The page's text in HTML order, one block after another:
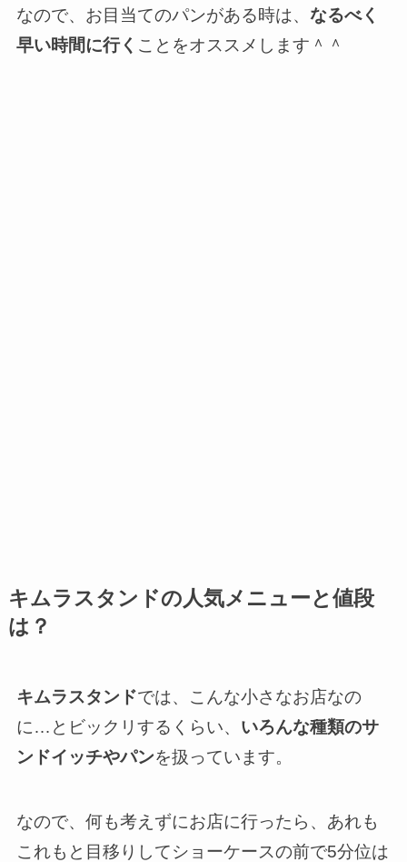
なので、お目当てのパンがある時は、 なるべく
早い時間に行く ことをオススメします＾＾
キムラスタンドの人気メニューと値段
は？
キムラスタンドでは、こんな小さなお店なの
に…とビックリするくらい、 いろんな種類のサ
ンドイッチやパンを扱っています。
なので、何も考えずにお店に行ったら、あれも
これもと目移りしてショーケースの前で5分位は